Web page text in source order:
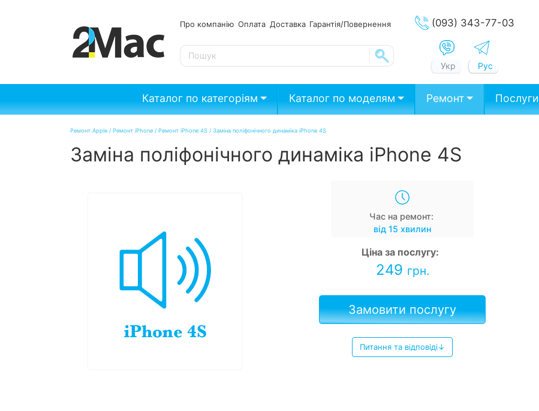
Про компанію Оплата Доставка Гарантія/Повернення
SE
(093) 343-77-03
Укр Рус
Каталог по категоріям Каталог по моделям Ремонт Послуги
Ремонт Apple / Ремонт iPhone / Ремонт iPhone 4S / Заміна поліфонічного динаміка iPhone 4S
Заміна поліфонічного динаміка iPhone 4S
Час на ремонт:
від 15 хвилин
Ціна за послугу:
249 грн.
Замовити послугу
Питання та відповіді↓